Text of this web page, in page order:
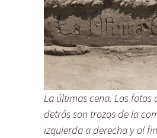
La últimas cena. Las fotos
detrás son trozos de la
izquierda a derecha y al